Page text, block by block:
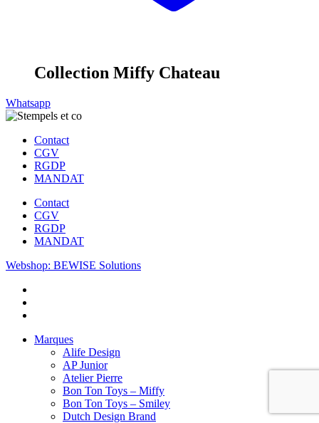
Collection Miffy Chateau
Whatsapp
Contact
CGV
RGDP
MANDAT
Contact
CGV
RGDP
MANDAT
Webshop: BEWISE Solutions
Marques
Alife Design
AP Junior
Atelier Pierre
Bon Ton Toys – Miffy
Bon Ton Toys – Smiley
Dutch Design Brand